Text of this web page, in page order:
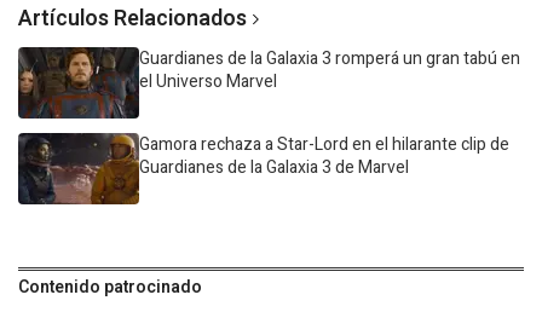
Artículos Relacionados
Guardianes de la Galaxia 3 romperá un gran tabú en
el Universo Marvel
Gamora rechaza a Star-Lord en el hilarante clip de
Guardianes de la Galaxia 3 de Marvel
Contenido patrocinado